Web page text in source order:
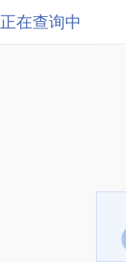
正在查询中